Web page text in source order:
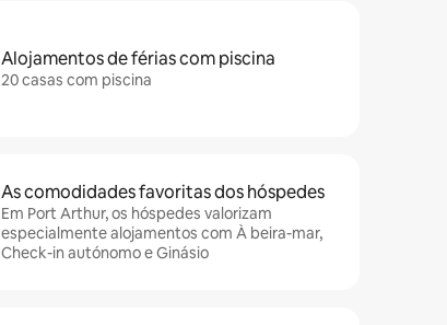
Alojamentos de férias com piscina
20 casas com piscina
As comodidades favoritas dos hóspedes
Em Port Arthur, os hóspedes valorizam
especialmente alojamentos com À beira-mar,
Check-in autónomo e Ginásio